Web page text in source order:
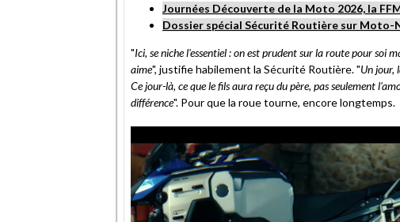
Journées Découverte de la Moto 2026, la
Dossier spécial Sécurité Routière sur Moto-
"Ici, se niche l'essentiel : on est prudent sur la route pour soi
aime", justifie habilement la Sécurité Routière. "Un jour,
Ce jour-là, ce que le fils aura reçu du père, pas seulement
différence". Pour que la roue tourne, encore longtemps.